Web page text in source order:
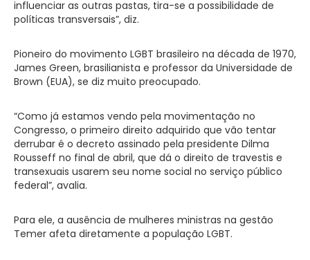
influenciar as outras pastas, tira-se a possibilidade de
políticas transversais”, diz.
Pioneiro do movimento LGBT brasileiro na década de 1970,
James Green, brasilianista e professor da Universidade de
Brown (EUA), se diz muito preocupado.
“Como já estamos vendo pela movimentação no
Congresso, o primeiro direito adquirido que vão tentar
derrubar é o decreto assinado pela presidente Dilma
Rousseff no final de abril, que dá o direito de travestis e
transexuais usarem seu nome social no serviço público
federal”, avalia.
Para ele, a ausência de mulheres ministras na gestão
Temer afeta diretamente a população LGBT.